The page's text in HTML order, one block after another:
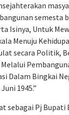
semesta
Isinya, Untuk
Menuju
secara Politik,
Dalam Bingkai
1945.”
sebagai Pj